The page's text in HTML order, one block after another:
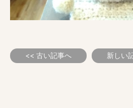
<< 古い記事へ 新しい